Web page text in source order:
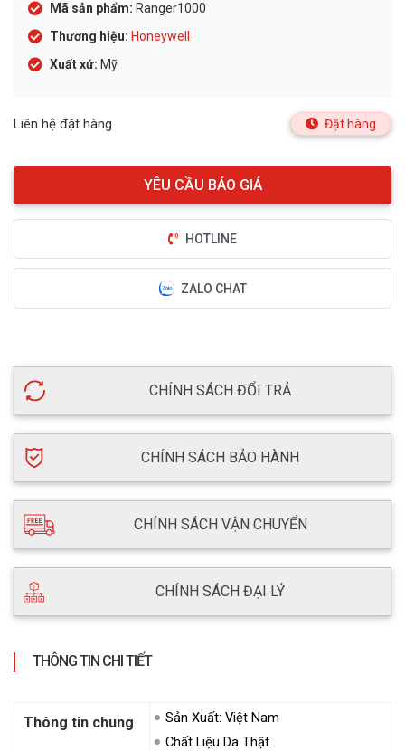
Mã sản phẩm: Ranger1000
Thương hiệu: Honeywell
Xuất xứ: Mỹ
Liên hệ đặt hàng Đặt hàng
HOTLINE
ZALO CHAT
CHÍNH SÁCH ĐỔI TRẢ
CHÍNH SÁCH BẢO HÀNH
CHÍNH SÁCH VẬN CHUYỂN
CHÍNH SÁCH ĐẠI LÝ
THÔNG TIN CHI TIẾT
Thông tin chung
Sản Xuất: Việt Nam
Chất Liệu Da Thật